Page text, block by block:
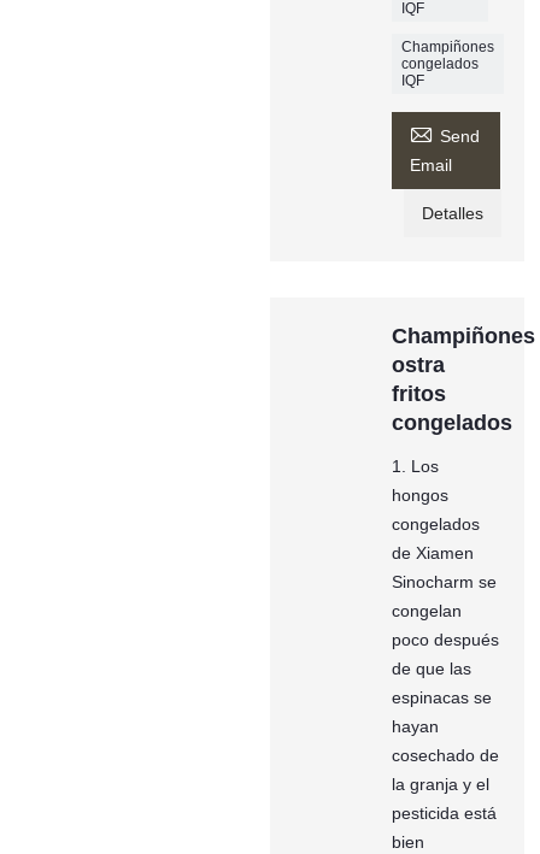
IQF
Champiñones
congelados
IQF
 Send
Email
Detalles
Champiñones
ostra
fritos
congelados
1. Los
hongos
congelados
de Xiamen
Sinocharm se
congelan
poco después
de que las
espinacas se
hayan
cosechado de
la granja y el
pesticida está
bien